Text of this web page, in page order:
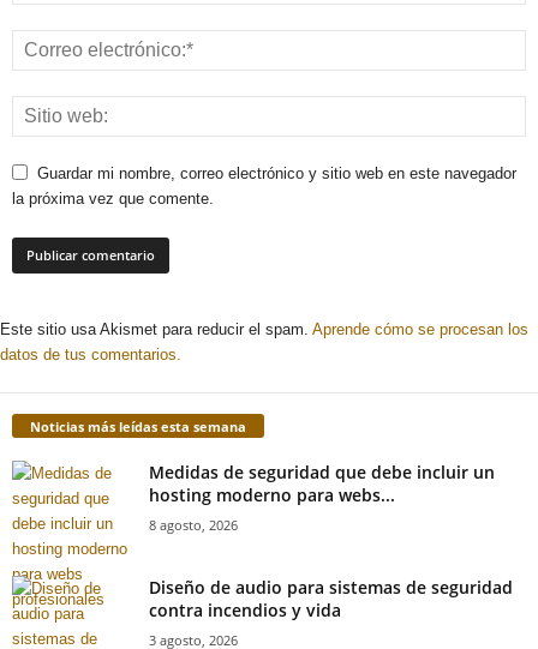
Guardar mi nombre, correo electrónico y sitio web en este navegador
la próxima vez que comente.
Este sitio usa Akismet para reducir el spam. Aprende cómo se procesan los
datos de tus comentarios.
Noticias más leídas esta semana
Medidas de seguridad que debe incluir un
hosting moderno para webs...
8 agosto, 2026
Diseño de audio para sistemas de seguridad
contra incendios y vida
3 agosto, 2026